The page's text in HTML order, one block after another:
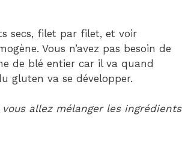
secs, filet par filet, et voir
Vous n’avez pas besoin de
de blé entier car il va quand
gluten va se développer.
allez mélanger les ingrédients